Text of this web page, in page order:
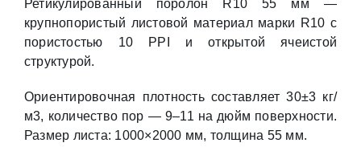
Ретикулированный поролон R10 55 мм —
крупнопористый листовой материал марки R10 с
пористостью 10 PPI и открытой ячеистой
структурой.
Ориентировочная плотность составляет 30±3 кг/
м3, количество пор — 9–11 на дюйм поверхности.
Размер листа: 1000×2000 мм, толщина 55 мм.